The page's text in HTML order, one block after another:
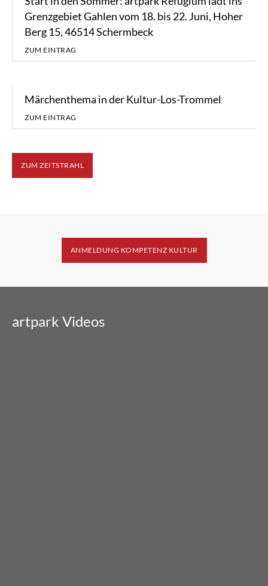
Grenzgebiet Gahlen vom 18. bis 22. Juni, Hoher
Berg 15, 46514 Schermbeck
ZUM EINTRAG
Märchenthema in der Kultur-Los-Trommel
ZUM EINTRAG
ZUM ZEITSTRAHL
ANMELDUNG KOMPETENZ KULTUR
artpark Videos